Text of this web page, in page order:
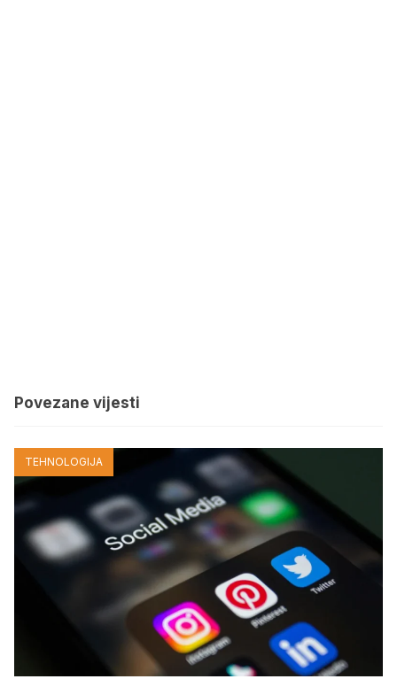
Povezane vijesti
TEHNOLOGIJA